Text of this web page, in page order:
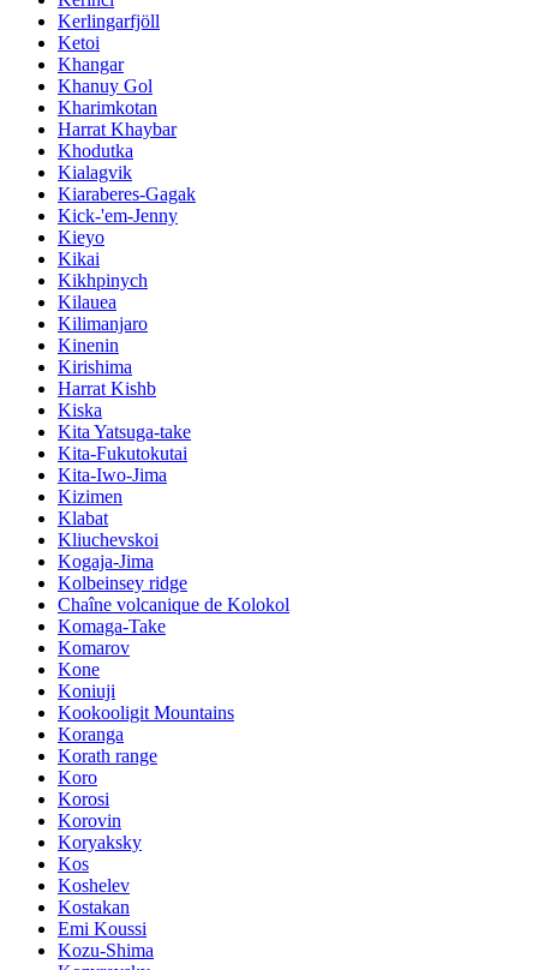
Kerlingarfjöll
Ketoi
Khangar
Khanuy Gol
Kharimkotan
Harrat Khaybar
Khodutka
Kialagvik
Kiaraberes-Gagak
Kick-'em-Jenny
Kieyo
Kikai
Kikhpinych
Kilauea
Kilimanjaro
Kinenin
Kirishima
Harrat Kishb
Kiska
Kita Yatsuga-take
Kita-Fukutokutai
Kita-Iwo-Jima
Kizimen
Klabat
Kliuchevskoi
Kogaja-Jima
Kolbeinsey ridge
Chaîne volcanique de Kolokol
Komaga-Take
Komarov
Kone
Koniuji
Kookooligit Mountains
Koranga
Korath range
Koro
Korosi
Korovin
Koryaksky
Kos
Koshelev
Kostakan
Emi Koussi
Kozu-Shima